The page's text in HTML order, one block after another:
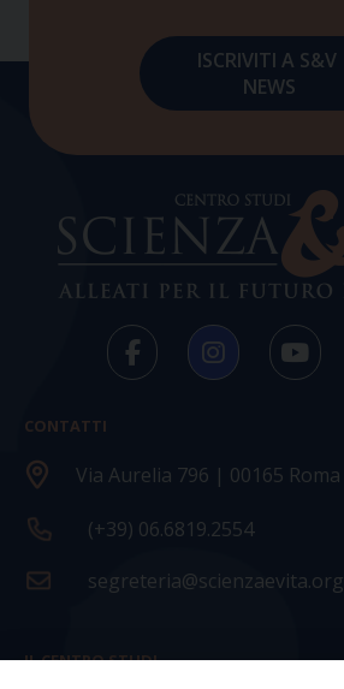
CONTATTI
Via Aurelia 796 | 00165 Roma
(+39) 06.6819.2554
segreteria@scienzaevita.org
IL CENTRO STUDI